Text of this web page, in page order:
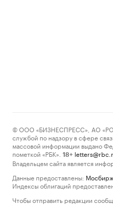
© ООО «БИЗНЕСПРЕСС», АО
службой по надзору в сфере
массовой информации выдано
пометкой «РБК».
18+
Владельцем сайта является
Данные предоставлены:
Индексы облигаций
Чтобы отправить редакции